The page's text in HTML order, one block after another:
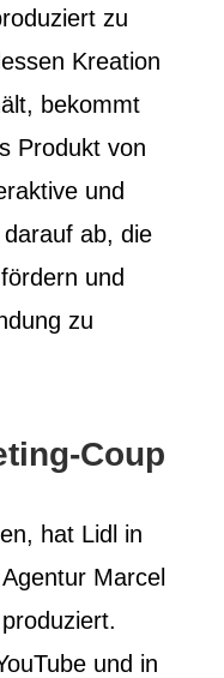
zu
Kreation
bekommt
Produkt von
und
ab, die
und
zu
Coup
hat Lidl in
Marcel
und in